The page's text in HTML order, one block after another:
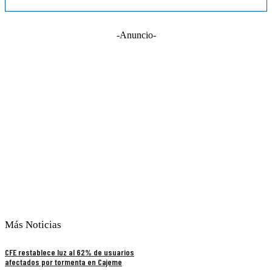
-Anuncio-
Más Noticias
CFE restablece luz al 62% de usuarios
afectados por tormenta en Cajeme